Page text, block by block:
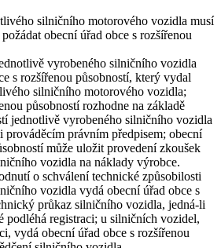
silničního motorového vozidla musí
obecní úřad obce s rozšířenou
vyrobeného silničního vozidla
s rozšířenou působností, který vydal
silničního motorového vozidla;
působností rozhodne na základě
jednotlivě vyrobeného silničního vozidla
prováděcím právním předpisem; obecní
může uložit provedení zkoušek
vozidla na náklady výrobce.
o schválení technické způsobilosti
vozidla vydá obecní úřad obce s
průkaz silničního vozidla, jedná-li
podléhá registraci; u silničních vozidel,
vydá obecní úřad obce s rozšířenou